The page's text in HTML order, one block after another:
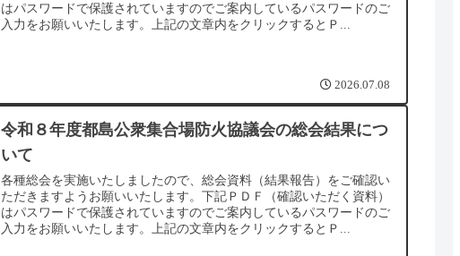
はパスワードで保護されていますのでご案内しているパスワードのご
入力をお願いいたします。上記の文章内をクリックするとＰ...
2026.07.08
令和８年度都島公衆集合場防火協議会の総会結果につ
いて
各種総会を実施いたしましたので、総会資料（結果報告）をご確認い
ただきますようお願いいたします。下記ＰＤＦ（確認いただく資料）
はパスワードで保護されていますのでご案内しているパスワードのご
入力をお願いいたします。上記の文章内をクリックするとＰ...